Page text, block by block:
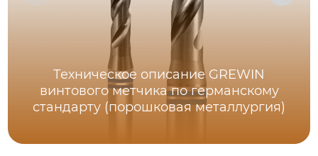
Техническое описание GREWIN
винтового метчика по германскому
стандарту (порошковая металлургия)